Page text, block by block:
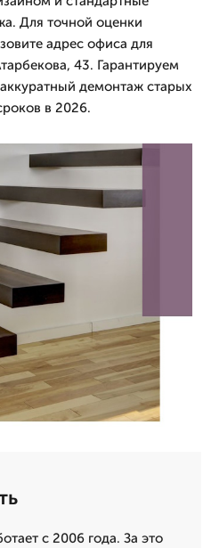
Для точной оценки
адрес офиса для
43. Гарантируем
демонтаж старых
в 2026.
с 2006 года. За это